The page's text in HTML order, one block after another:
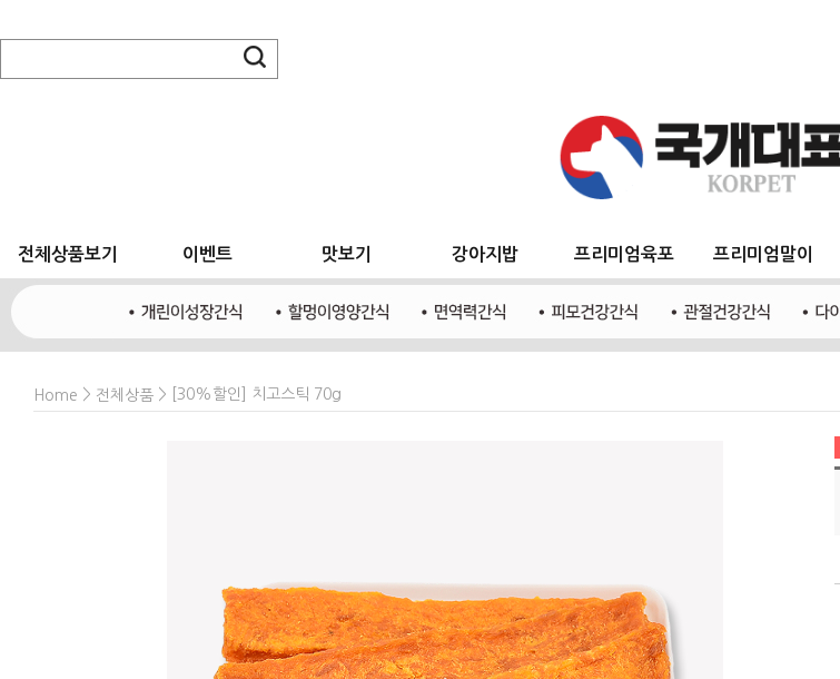
전체상품보기 이벤트 맛보기 강아지밥 프리미엄육포 프리미엄말이
Home > 전체상품 > [30%할인] 치고스틱 70g